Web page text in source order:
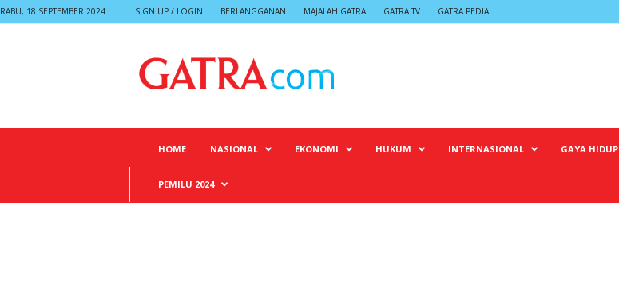
RABU, 18 SEPTEMBER 2024 SIGN UP / LOGIN BERLANGGANAN MAJALAH GATRA GATRA TV GATRA PEDIA
HOME NASIONAL EKONOMI HUKUM INTERNASIONAL GAYA HIDUP
PEMILU 2024